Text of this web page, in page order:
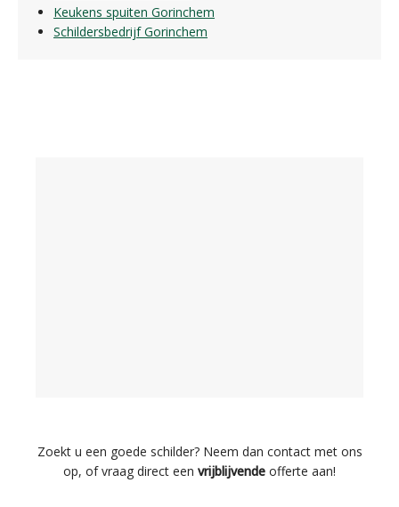
Keukens spuiten Gorinchem
Schildersbedrijf Gorinchem
Zoekt u een goede schilder? Neem dan contact met ons
op, of vraag direct een vrijblijvende offerte aan!